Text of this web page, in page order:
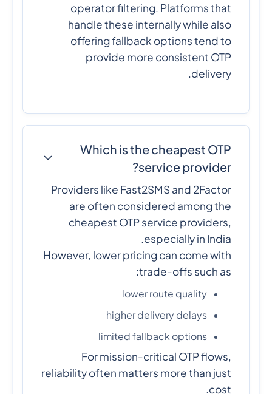
operator filtering. Platforms that
handle these internally while also
offering fallback options tend to
provide more consistent OTP
delivery.
Which is the cheapest OTP
service provider?
Providers like Fast2SMS and 2Factor
are often considered among the
cheapest OTP service providers,
especially in India.
However, lower pricing can come with
trade-offs such as:
lower route quality
higher delivery delays
limited fallback options
For mission-critical OTP flows,
reliability often matters more than just
cost.